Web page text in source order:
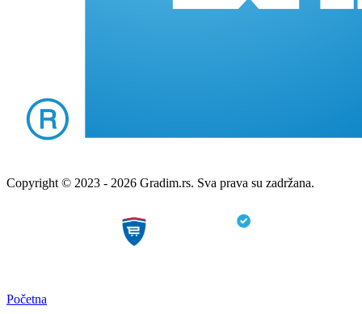
Copyright © 2023 - 2026 Gradim.rs. Sva prava su zadržana.
Početna